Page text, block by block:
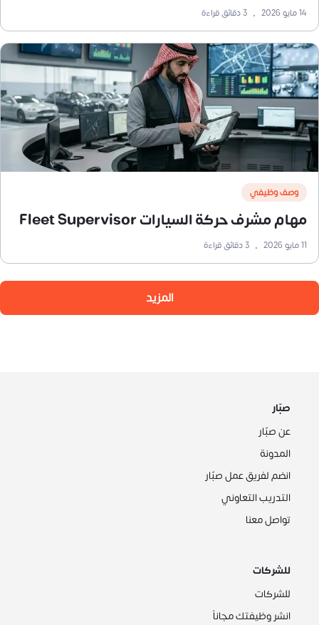
14 مايو 2026 •
3دقائق قراءة
وصف وظيفي
مهام مشرف حركة السيارات Fleet Supervisor
11 مايو 2026 •
3دقائق قراءة
المزيد
صبّار
عن صبّار
المدونة
انضم لفريق عمل صبّار
التدريب التعاوني
تواصل معنا
للشركات
للشركات
انشر وظيفتك مجاناً